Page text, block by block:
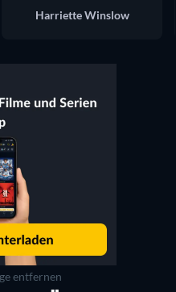
Harriette Winslow
entfernen